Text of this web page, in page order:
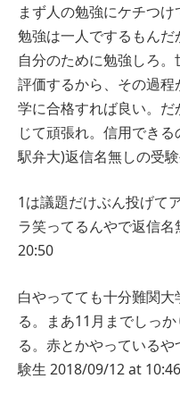
まず人の勉強にケチつ
勉強は一人でするもんだ
自分のために勉強しろ
評価するから、その過
学に合格すれば良い。
じて頑張れ。信用でき
駅弁大)返信名無しの受
1は議題だけぶん投げて
ラ笑ってるんやで返信名
20:50
白やってても十分難関
る。まあ11月までしっ
る。赤とかやっている
験生 2018/09/12 at 10:46